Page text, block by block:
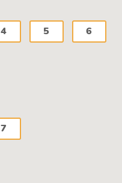
4 5 6
7